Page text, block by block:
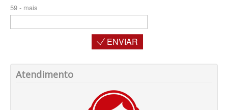
TRASMONTANO PLANO DE SAÚDE INDIVIDUAL
ÚNICA PLANO DE SAÚDE INDIVIDUAL
UNIHOSP PLANO DE SAÚDE INDIVIDUAL
BLUE MED PLANO DE SAÚDE FAMILIAR
59 - mais
ENVIAR
Atendimento